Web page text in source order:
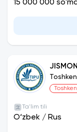
15 000 000
Ta'lim tili
O‘zbek / Rus